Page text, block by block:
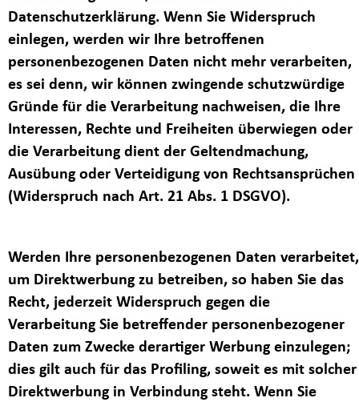
Datenschutzerklärung. Wenn Sie Widerspruch
einlegen, werden wir Ihre betroffenen
personenbezogenen Daten nicht mehr verarbeiten,
es sei denn, wir können zwingende schutzwürdige
Gründe für die Verarbeitung nachweisen, die Ihre
Interessen, Rechte und Freiheiten überwiegen oder
die Verarbeitung dient der Geltendmachung,
Ausübung oder Verteidigung von Rechtsansprüchen
(Widerspruch nach Art. 21 Abs. 1 DSGVO).
Werden Ihre personenbezogenen Daten verarbeitet,
um Direktwerbung zu betreiben, so haben Sie das
Recht, jederzeit Widerspruch gegen die
Verarbeitung Sie betreffender personenbezogener
Daten zum Zwecke derartiger Werbung einzulegen;
dies gilt auch für das Profiling, soweit es mit solcher
Direktwerbung in Verbindung steht. Wenn Sie